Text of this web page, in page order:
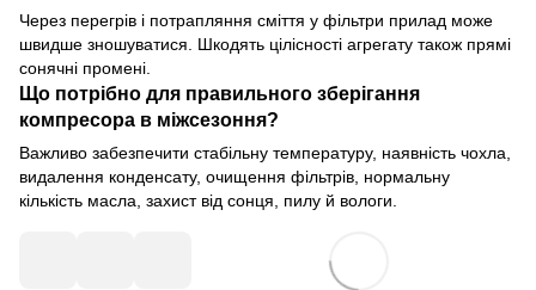
Через перегрів і потрапляння сміття у фільтри прилад може
швидше зношуватися. Шкодять цілісності агрегату також прямі
сонячні промені.
Що потрібно для правильного зберігання
компресора в міжсезоння?
Важливо забезпечити стабільну температуру, наявність чохла,
видалення конденсату, очищення фільтрів, нормальну
кількість масла, захист від сонця, пилу й вологи.